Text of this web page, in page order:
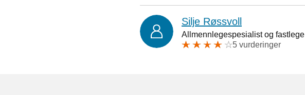
Silje Røssvoll
Allmennlegespesialist og fastlege
5 vurderinger